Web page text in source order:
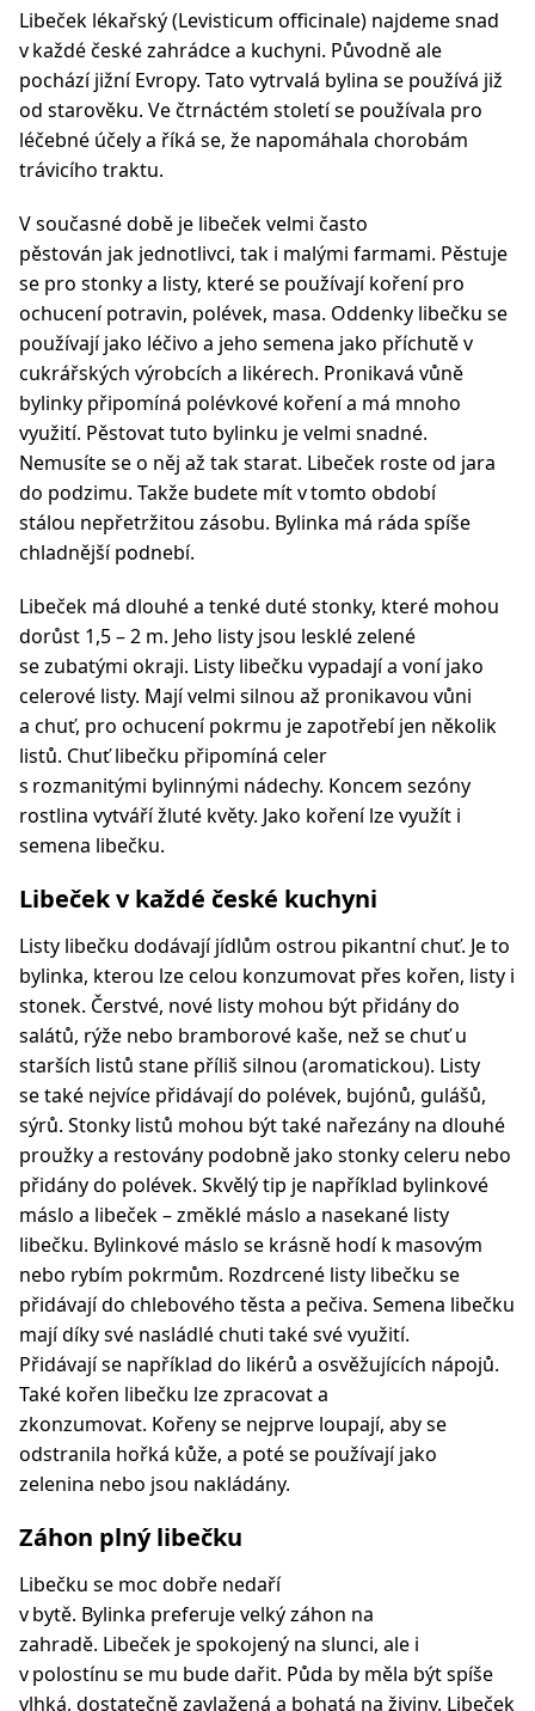
Libeček lékařský (Levisticum officinale) najdeme snad
v každé české zahrádce a kuchyni. Původně ale
pochází jižní Evropy. Tato vytrvalá bylina se používá již
od starověku. Ve čtrnáctém století se používala pro
léčebné účely a říká se, že napomáhala chorobám
trávicího traktu.
V současné době je libeček velmi často
pěstován jak jednotlivci, tak i malými farmami. Pěstuje
se pro stonky a listy, které se používají koření pro
ochucení potravin, polévek, masa. Oddenky libečku se
používají jako léčivo a jeho semena jako příchutě v
cukrářských výrobcích a likérech. Pronikavá vůně
bylinky připomíná polévkové koření a má mnoho
využití. Pěstovat tuto bylinku je velmi snadné.
Nemusíte se o něj až tak starat. Libeček roste od jara
do podzimu. Takže budete mít v tomto období
stálou nepřetržitou zásobu. Bylinka má ráda spíše
chladnější podnebí.
Libeček má dlouhé a tenké duté stonky, které mohou
dorůst 1,5 – 2 m. Jeho listy jsou lesklé zelené
se zubatými okraji. Listy libečku vypadají a voní jako
celerové listy. Mají velmi silnou až pronikavou vůni
a chuť, pro ochucení pokrmu je zapotřebí jen několik
listů. Chuť libečku připomíná celer
s rozmanitými bylinnými nádechy. Koncem sezóny
rostlina vytváří žluté květy. Jako koření lze využít i
semena libečku.
Libeček v každé české kuchyni
Listy libečku dodávají jídlům ostrou pikantní chuť. Je to
bylinka, kterou lze celou konzumovat přes kořen, listy i
stonek. Čerstvé, nové listy mohou být přidány do
salátů, rýže nebo bramborové kaše, než se chuť u
starších listů stane příliš silnou (aromatickou). Listy
se také nejvíce přidávají do polévek, bujónů, gulášů,
sýrů. Stonky listů mohou být také nařezány na dlouhé
proužky a restovány podobně jako stonky celeru nebo
přidány do polévek. Skvělý tip je například bylinkové
máslo a libeček – změklé máslo a nasekané listy
libečku. Bylinkové máslo se krásně hodí k masovým
nebo rybím pokrmům. Rozdrcené listy libečku se
přidávají do chlebového těsta a pečiva. Semena libečku
mají díky své nasládlé chuti také své využití.
Přidávají se například do likérů a osvěžujících nápojů.
Také kořen libečku lze zpracovat a
zkonzumovat. Kořeny se nejprve loupají, aby se
odstranila hořká kůže, a poté se používají jako
zelenina nebo jsou nakládány.
Záhon plný libečku
Libečku se moc dobře nedaří
v bytě. Bylinka preferuje velký záhon na
zahradě. Libeček je spokojený na slunci, ale i
v polostínu se mu bude dařit. Půda by měla být spíše
vlhká, dostatečně zavlažená a bohatá na živiny. Libeček